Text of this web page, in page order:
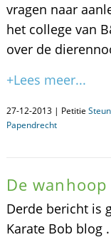
vragen naar
het college van
over de
+Lees meer...
27-12-2013 | Petitie
Papendrecht
De
Derde bericht is
Karate Bob blog .